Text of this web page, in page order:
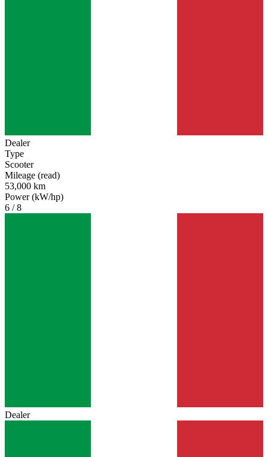
Dealer
Type
Scooter
Mileage (read)
53,000 km
Power (kW/hp)
6 / 8
Dealer